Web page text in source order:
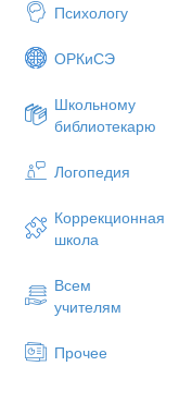
Психологу
ОРКиСЭ
Школьному
библиотекарю
Логопедия
Коррекционная
школа
Всем
учителям
Прочее